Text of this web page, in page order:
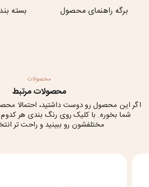
برگه راهنمای محصول
بسته
محصولات
محصولات مرتبط
اگر این محصول رو دوست داشتید، احتمالا
شما بخوره. با کلیک روی رنگ بندی هر
مختلفشون رو ببینید و راحت تر